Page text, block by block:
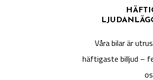
Våra bilar är
häftigaste billjud –